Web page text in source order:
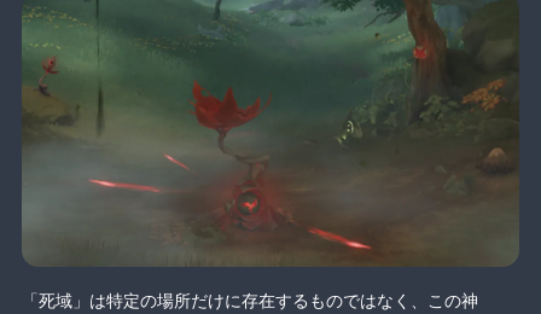
「死域」は特定の場所だけに存在するものではなく、この神